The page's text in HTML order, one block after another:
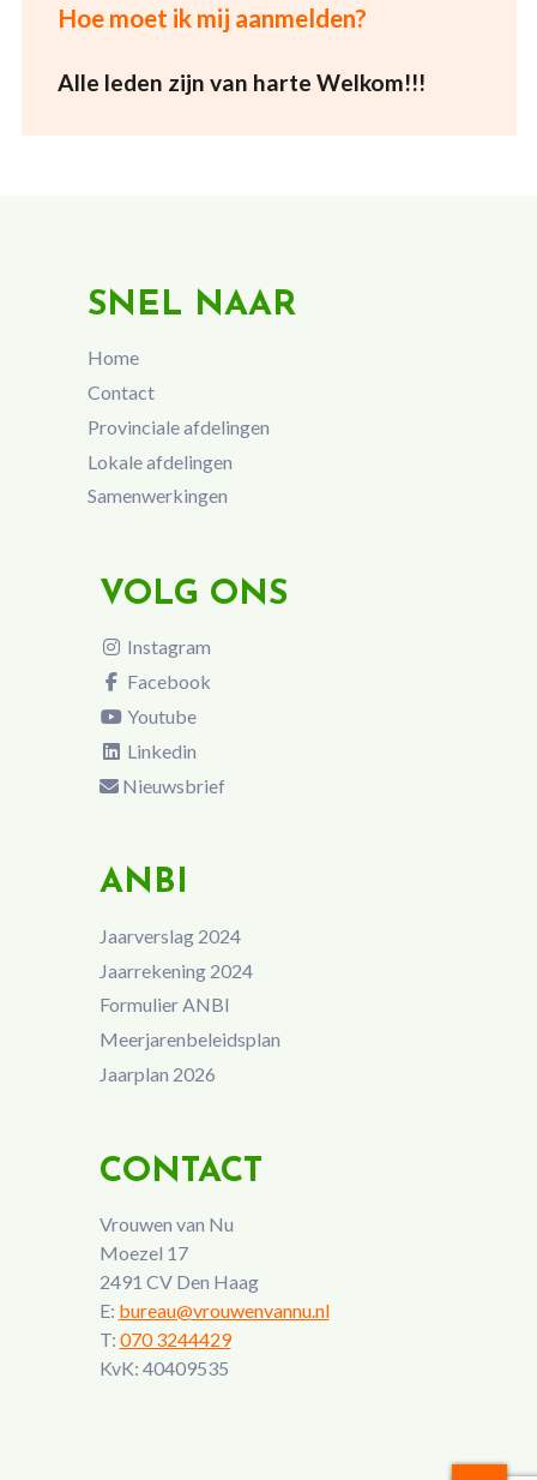
Hoe moet ik mij aanmelden?
Alle leden zijn van harte Welkom!!!
SNEL NAAR
Home
Contact
Provinciale afdelingen
Lokale afdelingen
Samenwerkingen
VOLG ONS
Instagram
Facebook
Youtube
Linkedin
Nieuwsbrief
ANBI
Jaarverslag 2024
Jaarrekening 2024
Formulier ANBI
Meerjarenbeleidsplan
Jaarplan 2026
CONTACT
Vrouwen van Nu
Moezel 17
2491 CV Den Haag
E: bureau@vrouwenvannu.nl
T: 070 3244429
KvK: 40409535